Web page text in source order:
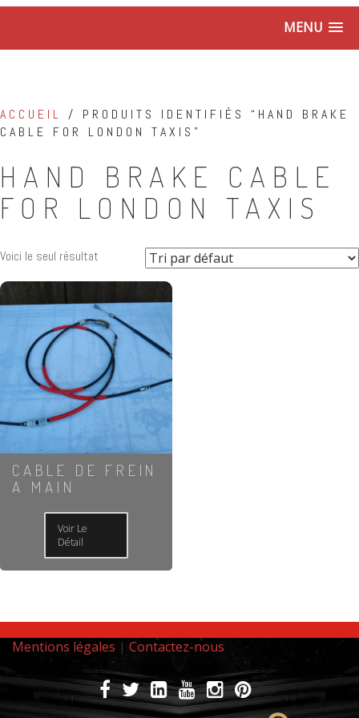
MENU
ACCUEIL / PRODUITS IDENTIFIÉS “HAND BRAKE
CABLE FOR LONDON TAXIS”
HAND BRAKE CABLE
FOR LONDON TAXIS
Voici le seul résultat
CABLE DE FREIN
A MAIN
Voir Le
Détail
Mentions légales | Contactez-nous